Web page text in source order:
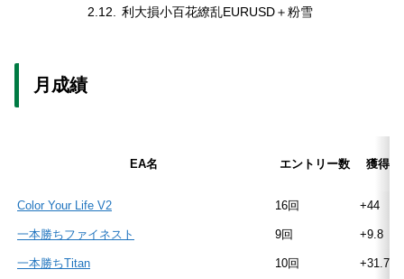
利大損小百花繚乱EURUSD＋粉雪
月成績
EA名 エントリー数 獲得
Color Your Life V2 16回 +44
一本勝ちファイネスト 9回 +9.8
一本勝ちTitan 10回 +31.7